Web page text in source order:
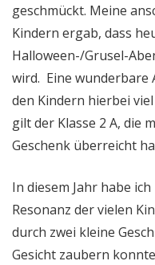
geschmückt. Meine
Kindern ergab, dass
Halloween-/Grusel-
wird. Eine wunderbare
den Kindern hierbei
gilt der Klasse 2 A, die
Geschenk überreicht
In diesem Jahr habe
Resonanz der vielen
durch zwei kleine
Gesicht zaubern